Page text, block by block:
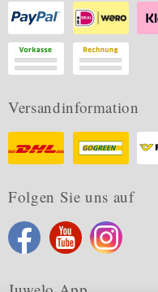
Versandinformation
Folgen Sie uns auf